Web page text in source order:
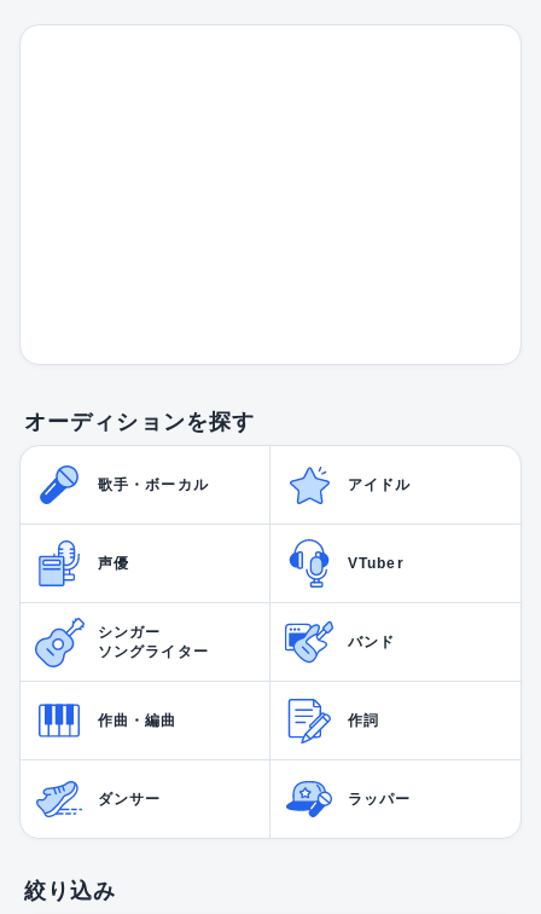
オーディションを探す
歌手・ボーカル アイドル
声優 VTuber
シンガー
ソングライター
バンド
作曲・編曲 作詞
ダンサー ラッパー
絞り込み